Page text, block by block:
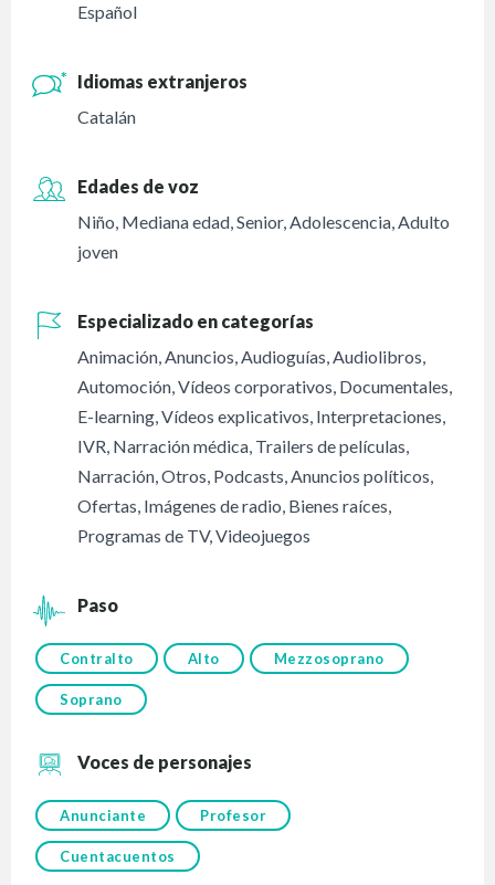
Español
Idiomas extranjeros
Catalán
Edades de voz
Niño, Mediana edad,Senior,Adolescencia,Adulto
joven
Especializado en categorías
Animación,Anuncios,Audioguías,Audiolibros,
Automoción,Vídeos corporativos, Documentales,
E-learning,Vídeos explicativos, Interpretaciones,
IVR, Narración médica, Trailers de películas,
Narración,Otros, Podcasts,Anuncios políticos,
Ofertas, Imágenes de radio, Bienes raíces,
Programas de TV,Videojuegos
Paso
Contralto Alto Mezzosoprano
Soprano
Voces de personajes
Anunciante Profesor
Cuentacuentos